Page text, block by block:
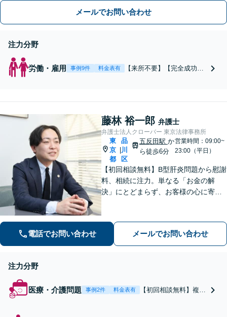
り。
メールでお問い合わせ
注力分野
労働・雇用 事例9件 料金表有
【来所不要】【完全成功報
は足りない。損害賠償請求
したい」など労働問題はお
任せを。賃金減額／不当解
雇／退職勧奨／退職代行／
復職支援まで幅広く対応
藤林 裕一郎 弁護士
弁護士法人クローバー 東京法律事務所
東
京
都
品
川
区
五反田駅 か
ら徒歩6分
営業時間：09:00~
23:00（平日）
【初回相談無料】B型肝炎問題から慰謝
料、相続に注力。単なる「お金の解
決」にとどまらず、お客様の心に寄り
力いたしますので、まずはご相談くだ
さい。【五反田駅徒歩6分】
電話でお問い合わせ メールでお問い合わせ
注力分野
医療・介護問題 事例2件 料金表有
【初回相談無料】複数